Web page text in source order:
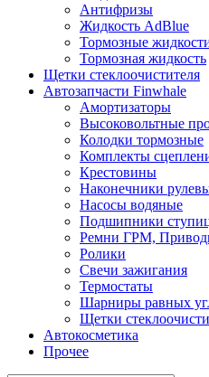
Антифризы
Жидкость AdBlue
Тормозные
Тормозная жидкость
Щетки стеклоочистителя
Автозапчасти Finwhale
Амортизаторы
Высоковольтные
Колодки тормозные
Комплекты
Крестовины
Наконечники
Насосы водяные
Подшипники
Ремни ГРМ,
Ролики
Свечи зажигания
Термостаты
Шарниры равных
Щетки
Автокосметика
Прочее